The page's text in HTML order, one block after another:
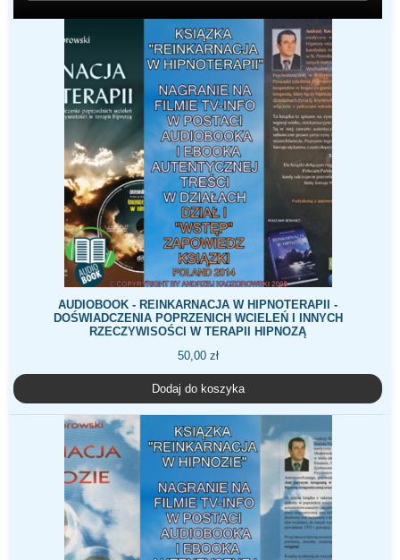
AUDIOBOOK - REINKARNACJA W HIPNOTERAPII -
DOŚWIADCZENIA POPRZENICH WCIELEŃ I INNYCH
RZECZYWISOŚCI W TERAPII HIPNOZĄ
50,00 zł
Dodaj do koszyka